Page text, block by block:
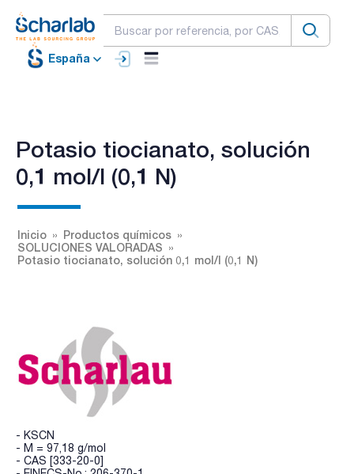
España
Potasio tiocianato, solución
0,1 mol/l (0,1 N)
Inicio
Productos químicos
SOLUCIONES VALORADAS
Potasio tiocianato, solución 0,1 mol/l (0,1 N)
- KSCN
- M = 97,18 g/mol
- CAS [333-20-0]